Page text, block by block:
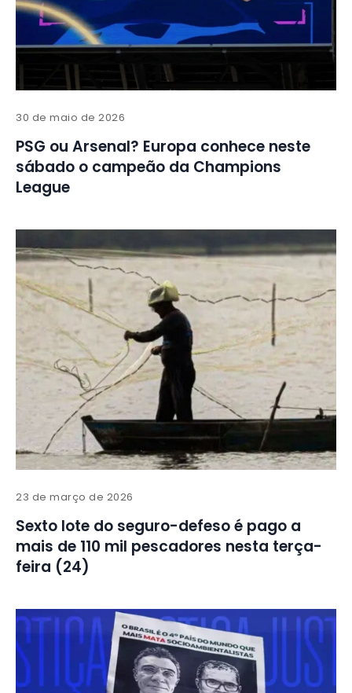
30 de maio de 2026
PSG ou Arsenal? Europa conhece neste
sábado o campeão da Champions
League
23 de março de 2026
Sexto lote do seguro-defeso é pago a
mais de 110 mil pescadores nesta terça-
feira (24)